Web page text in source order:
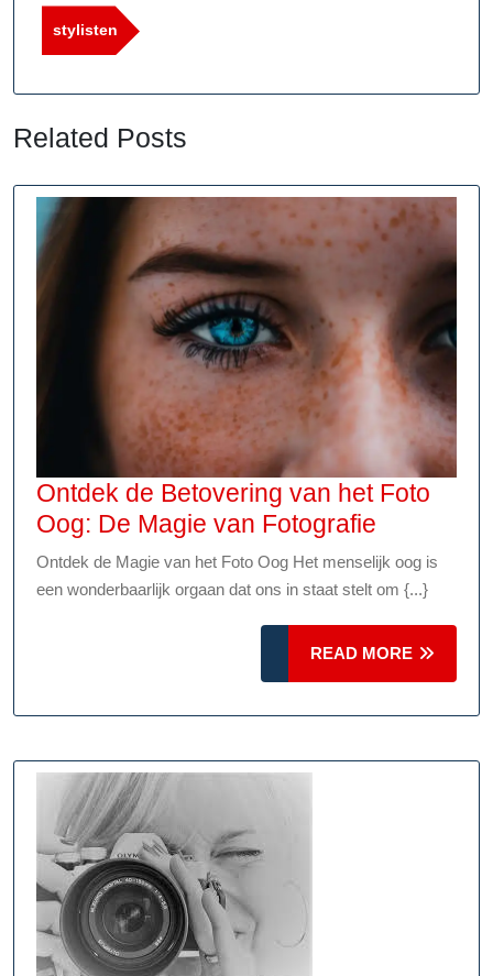
stylisten
Related Posts
Ontdek de Betovering van het Foto
Oog: De Magie van Fotografie
de
het
Foto
Magie
Ontdek de Magie van het Foto Oog Het menselijk oog is
een wonderbaarlijk orgaan dat ons in staat stelt om {...}
READ MORE
MORE